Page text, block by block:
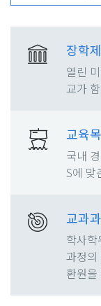
장학
열린
교가
교육
국내
S에 맞
교과
학사
과정의
환원